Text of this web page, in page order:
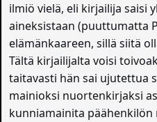
ilmiö vielä, eli kirjailija saisi
aineksistaan (puuttumatta
elämänkaareen, sillä siitä
Tältä kirjailijalta voisi
taitavasti hän sai ujutettua
mainioksi nuortenkirjaksi
kunniamainita päähenkilön